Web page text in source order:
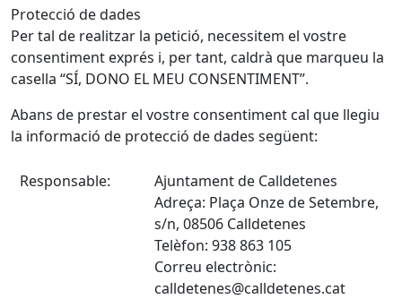
Protecció de dades
Per tal de realitzar la petició, necessitem el vostre
consentiment exprés i, per tant, caldrà que marqueu la
casella “SÍ, DONO EL MEU CONSENTIMENT”.
Abans de prestar el vostre consentiment cal que llegiu
la informació de protecció de dades següent:
Responsable:
Ajuntament de Calldetenes
Adreça: Plaça Onze de Setembre,
s/n, 08506 Calldetenes
Telèfon: 938 863 105
Correu electrònic:
calldetenes@calldetenes.cat